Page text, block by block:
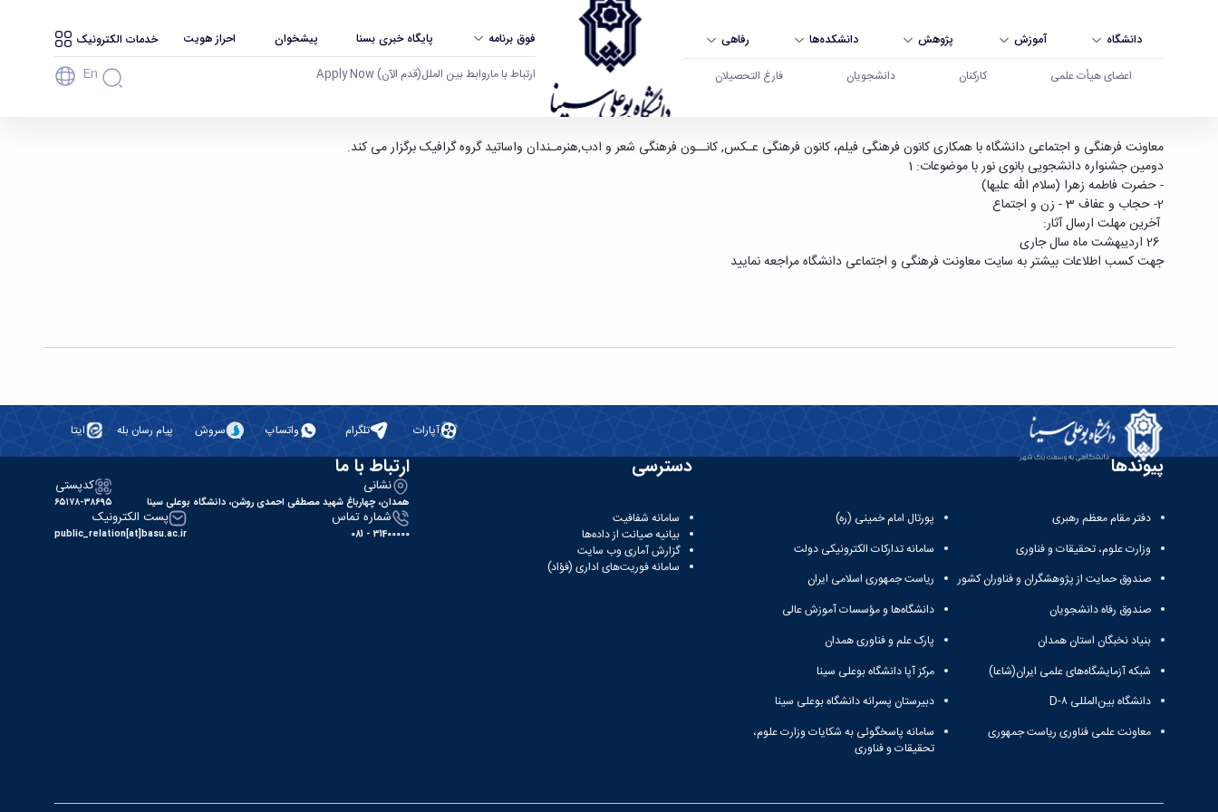
دانشگاه آموزش پژوهش دانشکده‌ها رفاهی
اعضای هیأت علمی کارکنان دانشجویان فارغ التحصیلان
فوق برنامه پایگاه خبری بسنا پیشخوان احراز هویت خدمات الکترونیک
ارتباط با ماروابط بین الملل(قدم الآن) Apply Now En
دومین جشنواره دانشجویی بانوی نور - دانشگاه بوعلی سینا همدان
معاونت فرهنگی و اجتماعی دانشگاه با همکاری کانون فرهنگی فیلم، کانون فرهنگی عـکس, کانــون فرهنگی شعر و ادب,هنرمـندان واساتید گروه گرافیک برگزار می کند.
دومین جشنواره دانشجویی بانوی نور با موضوعات: 1
- حضرت فاطمه زهرا (سلام الله علیها)
2- حجاب و عفاف 3 - زن و اجتماع
آخرین مهلت ارسال آثار:
جهت کسب اطلاعات بیشتر به سایت معاونت فرهنگی و اجتماعی دانشگاه مراجعه نمایید
آپارات تلگرام واتساپ سروش پیام رسان بله ایتا
پیوندها
دفتر مقام معظم رهبری
وزارت علوم، تحقیقات و فناوری
صندوق حمایت از پژوهشگران و فناوران کشور
صندوق رفاه دانشجویان
بنیاد نخبگان استان همدان
شبکه آزمایشگاه‌های علمی ایران(شاعا)
دانشگاه بین‌المللی D-۸
معاونت علمی فناوری ریاست جمهوری
پورتال امام خمینی (ره)
سامانه تدارکات الکترونیکی دولت
ریاست جمهوری اسلامی ایران
دانشگاه‌ها و مؤسسات آموزش عالی
پارک علم و فناوری همدان
مرکز آپا دانشگاه بوعلی سینا
دبیرستان پسرانه دانشگاه بوعلی سینا
سامانه پاسخگوئی به شکایات وزارت علوم،
تحقیقات و فناوری
دسترسی
سامانه شفافیت
بیانیه صیانت از داده‌ها
گزارش آماری وب‌ سایت
سامانه فوریت‌های اداری (فؤاد)
ارتباط با ما
نشانی
همدان، چهارباغ شهید مصطفی احمدی روشن، دانشگاه بوعلی سینا
کدپستی
۶۵۱۷۸-۳۸۶۹۵
شماره تماس
31400000 - 081
پست الکترونیک
public_relation[at]basu.ac.ir